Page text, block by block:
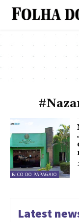
BICO DO PAPAGAIO
Latest